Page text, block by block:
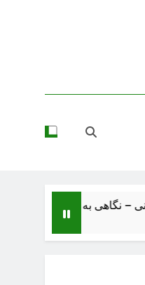
ساختار، اقتصاد، تحولات و